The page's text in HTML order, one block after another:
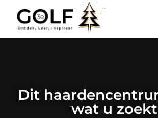
Dit
wat u zoekt